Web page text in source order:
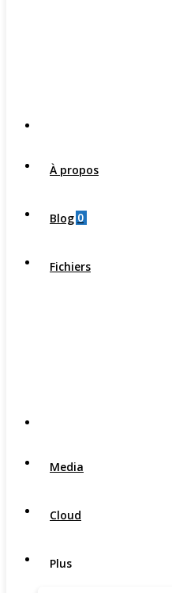
À propos
Blog 0
Fichiers
Media
Cloud
Plus